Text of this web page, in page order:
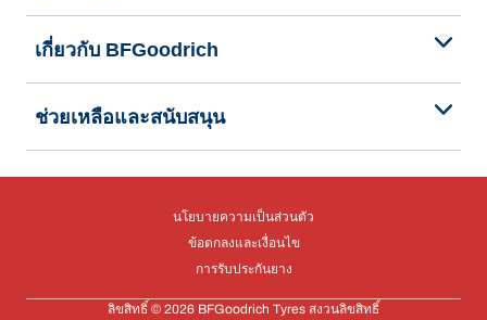
เกี่ยวกับ BFGoodrich
ช่วยเหลือและสนับสนุน
นโยบายความเป็นส่วนตัว
ข้อตกลงและเงื่อนไข
การรับประกันยาง
ลิขสิทธิ์ © 2026 BFGoodrich Tyres สงวนลิขสิทธิ์